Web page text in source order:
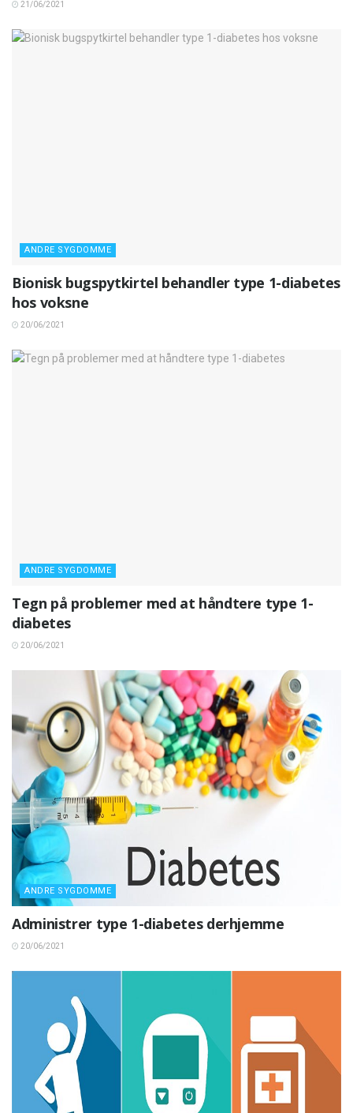
21/06/2021
ANDRE SYGDOMME
Bionisk bugspytkirtel behandler type 1-diabetes
hos voksne
20/06/2021
ANDRE SYGDOMME
Tegn på problemer med at håndtere type 1-
diabetes
20/06/2021
ANDRE SYGDOMME
Administrer type 1-diabetes derhjemme
20/06/2021